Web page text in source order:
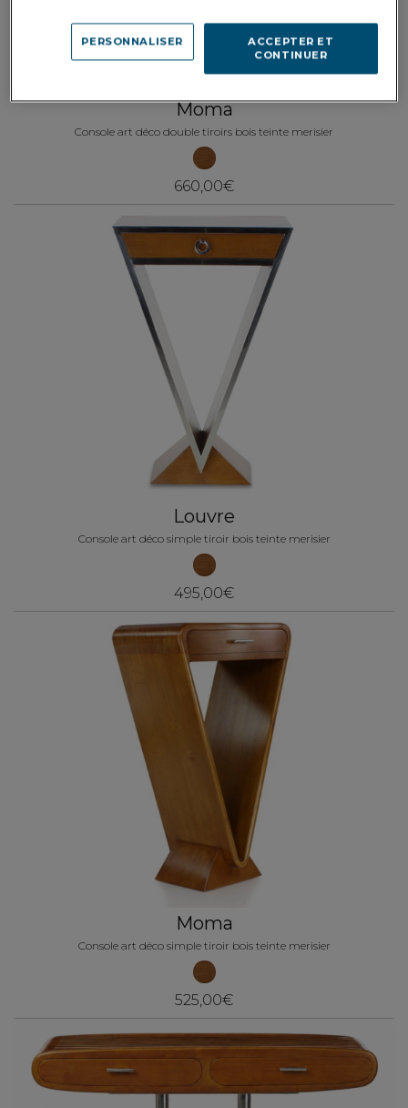
Moma
Console art déco double tiroirs bois teinte merisier
660,00€
Louvre
Console art déco simple tiroir bois teinte merisier
495,00€
Moma
Console art déco simple tiroir bois teinte merisier
525,00€
ACCEPTER ET
CONTINUER
PERSONNALISER